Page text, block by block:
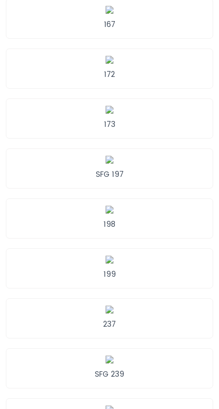
167
172
173
SFG 197
198
199
237
SFG 239